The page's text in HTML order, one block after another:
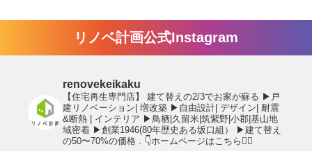
リノベ計画公式Instagram
renovekeikaku
【住宅再生専門店】 建て替えの2/3でお家が蘇る ▶︎戸
建リノベーション| 増改築 ▶︎自由設計| デザイン| 耐震
&断熱 | インテリア ▶︎鳥栖|久留米|筑紫野|小郡|基山地
域密着 ▶︎創業1946(80年歴史ある坂口組）
▶︎建て替え
の50〜70%の価格
👇ホームページはこちら💁‍♂️